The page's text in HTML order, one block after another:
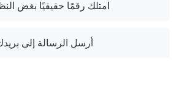
امتلك رقمًا حقيقيًا بغض
أرسل الرسالة إلى